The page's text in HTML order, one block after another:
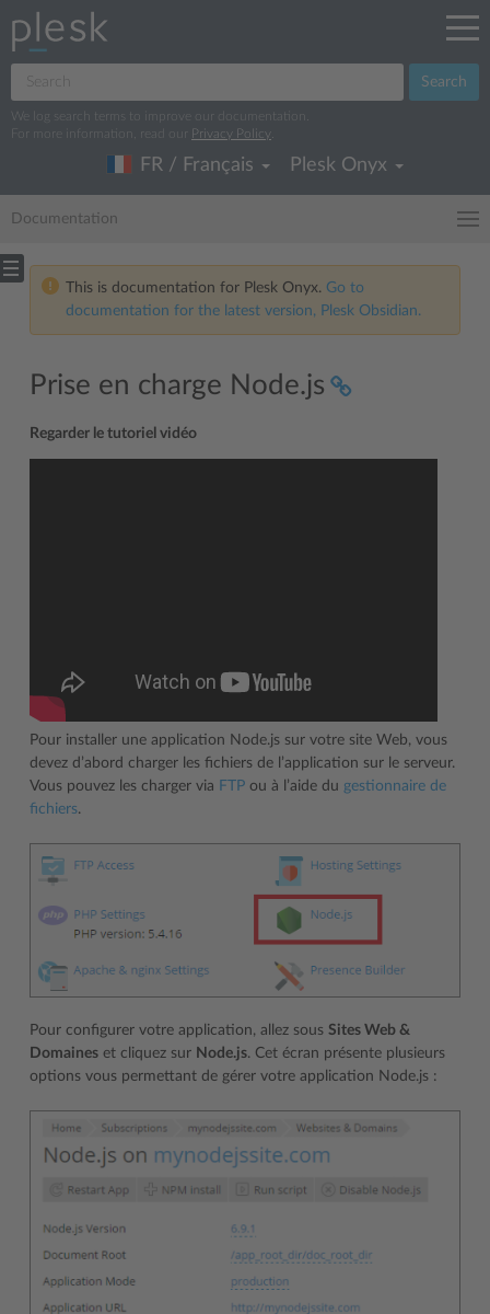
Search
We log search terms to improve our documentation.
For more information, read our
Privacy Policy
FR / Français Plesk Onyx
Documentation
This is documentation for Plesk Onyx. Go to
documentation for the latest version, Plesk Obsidian.
Prise en charge Node.js
Regarder le tutoriel vidéo
Pour installer une application Node.js sur votre site Web, vous
devez d’abord charger les fichiers de l’application sur le serveur.
Vous pouvez les charger via FTP ou à l’aide du gestionnaire de
fichiers.
Pour configurer votre application, allez sous Sites Web &
Domaines et cliquez sur Node.js. Cet écran présente plusieurs
options vous permettant de gérer votre application Node.js :